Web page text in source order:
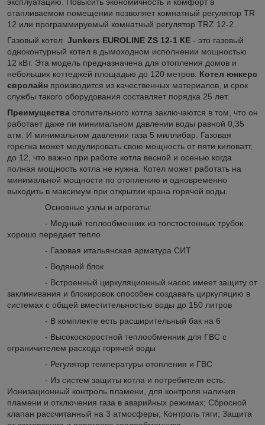
отапливаемом помещении позволяет комнатный регулятор TR
12 или программируемый комнатный регулятор TRZ 12-2.
Газовый котел Junkers EUROLINE ZS 12-1 КE - это газовый
одноконтурный котел в дымоходном исполнении мощностью
12 кВт. Эта модель предназначена для отопления домов и
небольших коттеджей площадью до 120 метров. Котел юнкерс
євролайн производится из качественных материалов, и срок
службы такого оборудования составляет порядка 25 лет.
Преимущества отопительного котла заключаются в том, что он
работает даже пи минимальном давлении воды равной 0,35
атм. И минимальном давлении газа 5 миллибар. Газовая
горелка может модулировать свою мощность от пяти киловатт,
до 12, что важно при работе котла весной и осенью когда
полная мощность котла не нужна. Котел может работать на
минимальной мощности по отоплению и одновременно
выходить в максимум при открытии крана горячей воды.
Основные узлы и агрегаты:
- Медный теплообменник из толстостенных трубок
хорошо передает тепло
- Газовая итальянская арматура СИТ
- Водяной блок
- Встроенный циркуляционный насос имеет защиту от
заклинивания и блокировок способен создавать циркуляцию в
системах с общей вместительностью воды до 150 литров
- В комплекте есть расширительный бак на 6
- Высокоскоростной теплообменник для ГВС с
ограничителем расхода горячей воды
- Регулятор температуры отопления и ГВС
- Из систем защиты котла и потребителя есть:
Ионизационный контроль пламени, для контроля наличия
пламени и отключения газа в аварийных режимах; Сбросной
клапан рассчитанный на 3 атмосферы; Контроль тяги; Защита